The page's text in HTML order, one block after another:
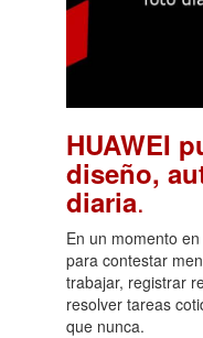
HUAWEI
diseño,
diaria.
En un momento
para contestar
trabajar, registrar
resolver tareas
que nunca.